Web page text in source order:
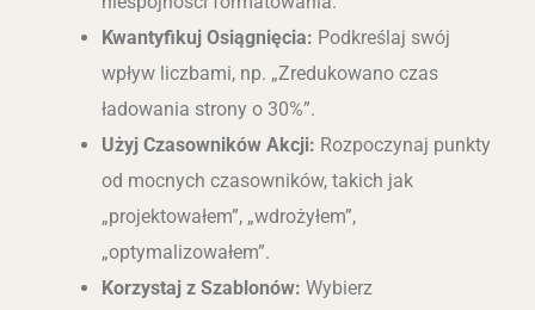
Kwantyfikuj Osiągnięcia: Podkreślaj swój
wpływ liczbami, np. „Zredukowano czas
ładowania strony o 30%”.
Użyj Czasowników Akcji: Rozpoczynaj punkty
od mocnych czasowników, takich jak
„projektowałem”, „wdrożyłem”,
„optymalizowałem”.
Korzystaj z Szablonów: Wybierz